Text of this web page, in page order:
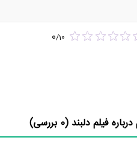
0/10
فیلم دلبند (0 بررسی)